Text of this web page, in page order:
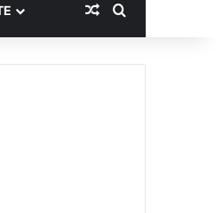
Publicación al
Buscar por